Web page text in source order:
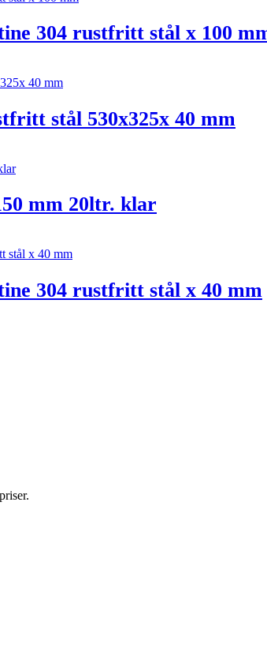
304 rustfritt stål x 100
stål 530x325x 40 mm
mm 20ltr. klar
304 rustfritt stål x 40 mm